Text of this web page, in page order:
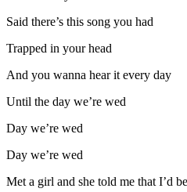
Said there’s this song you had
Trapped in your head
And you wanna hear it every day
Until the day we’re wed
Day we’re wed
Day we’re wed
Met a girl and she told me that I’d